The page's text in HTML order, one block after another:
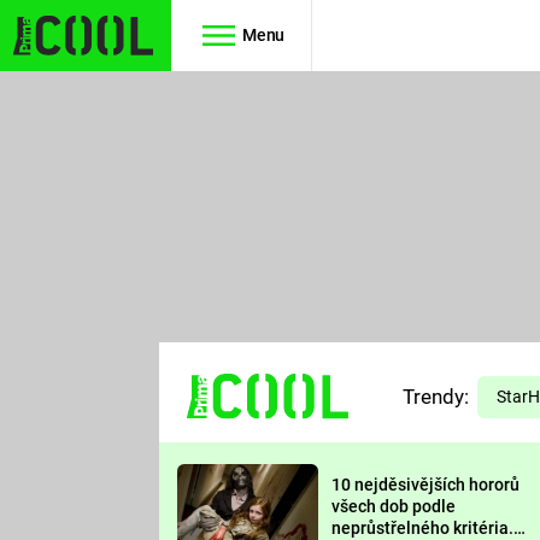
Menu
TŘESKU
FUTURAMA
PREDÁTOR
Trendy:
10 nejděsivějších hororů
všech dob podle
neprůstřelného kritéria.